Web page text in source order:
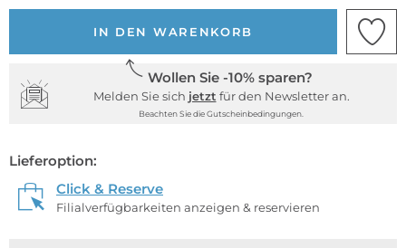
IN DEN WARENKORB
Wollen Sie -10% sparen?
Melden Sie sich jetzt für den Newsletter an.
Beachten Sie die Gutscheinbedingungen.
Lieferoption:
Click & Reserve
Filialverfügbarkeiten anzeigen & reservieren